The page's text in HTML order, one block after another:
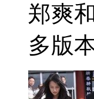
郑爽
多版